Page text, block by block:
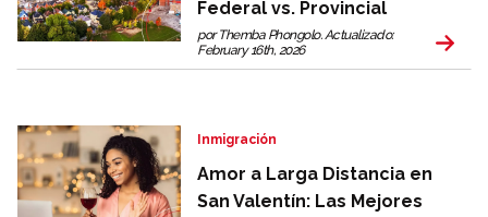
Federal vs. Provincial
por Themba Phongolo. Actualizado:
February 16th, 2026
Inmigración
Amor a Larga Distancia en
San Valentín: Las Mejores